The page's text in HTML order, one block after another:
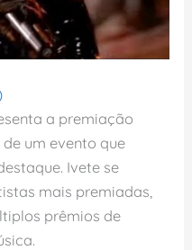
a premiação
de um evento que
Ivete se
mais premiadas,
prêmios de